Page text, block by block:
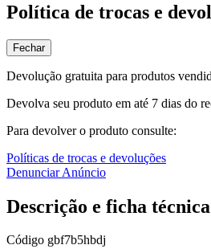
Política de trocas e
Fechar
Devolução gratuita para produtos
Devolva seu produto em até 7 dias do
Para devolver o produto consulte:
Políticas de trocas e devoluções
Denunciar Anúncio
Descrição e ficha técnica
Código gbf7b5hbdj